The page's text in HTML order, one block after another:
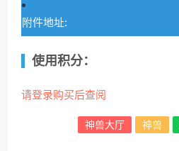
附件地址:
使用积分：
请登录购买后查阅
神兽大厅 神兽